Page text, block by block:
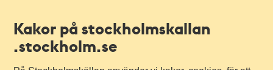
Kakor på stockholmskallan
.stockholm.se